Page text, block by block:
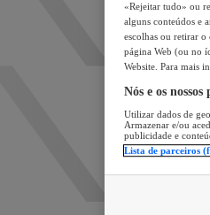
«Rejeitar tudo» ou
alguns conteúdos e
escolhas ou retirar
página Web (ou no
Website. Para mais
Nós e os
Utilizar dados de
Armazenar e/ou
publicidade e
Lista de parceiros